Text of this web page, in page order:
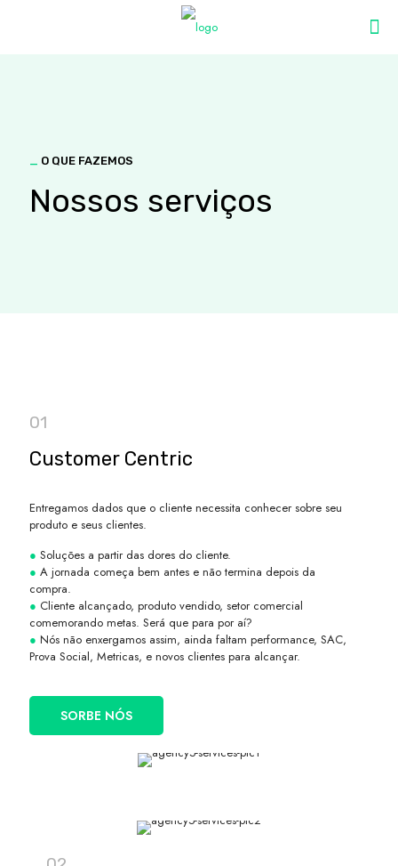
_ O QUE FAZEMOS
Nossos serviços
01
Customer Centric
Entregamos dados que o cliente necessita conhecer sobre seu
produto e seus clientes.
● Soluções a partir das dores do cliente.
● A jornada começa bem antes e não termina depois da
compra.
● Cliente alcançado, produto vendido, setor comercial
comemorando metas. Será que para por aí?
● Nós não enxergamos assim, ainda faltam performance, SAC,
Prova Social, Metricas, e novos clientes para alcançar.
SORBE NÓS